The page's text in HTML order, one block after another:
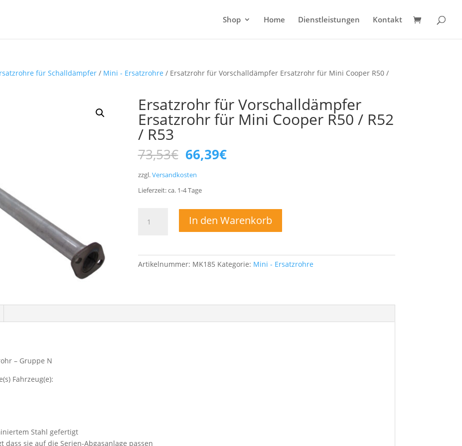
Shop Home Dienstleistungen Kontakt
für Schalldämpfer / Mini - Ersatzrohre / Ersatzrohr für Vorschalldämpfer Ersatzrohr für Mini Cooper R50 /
Ersatzrohr für Vorschalldämpfer
Ersatzrohr für Mini Cooper R50 / R52
/ R53
73,53€ Ursprünglicher
Preis
war:
73,53€
66,39€Aktueller
Preis
zzgl.Versandkosten
Lieferzeit:ca. 1-4Tage
/
In den Warenkorb
Artikelnummer: MK185 Kategorie: Mini - Ersatzrohre
– Gruppe N
Fahrzeug(e):
Stahl gefertigt
sie auf die Serien-Abgasanlage passen